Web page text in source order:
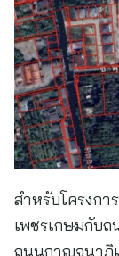
สำหรับโครงกา
เพชรเกษมกับถ
ถนนกาญจนาภิ